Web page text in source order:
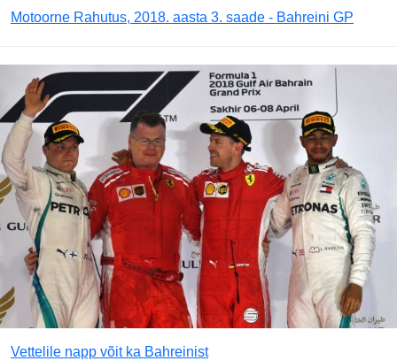
Motoorne Rahutus, 2018. aasta 3. saade - Bahreini GP
Vettelile napp võit ka Bahreinist